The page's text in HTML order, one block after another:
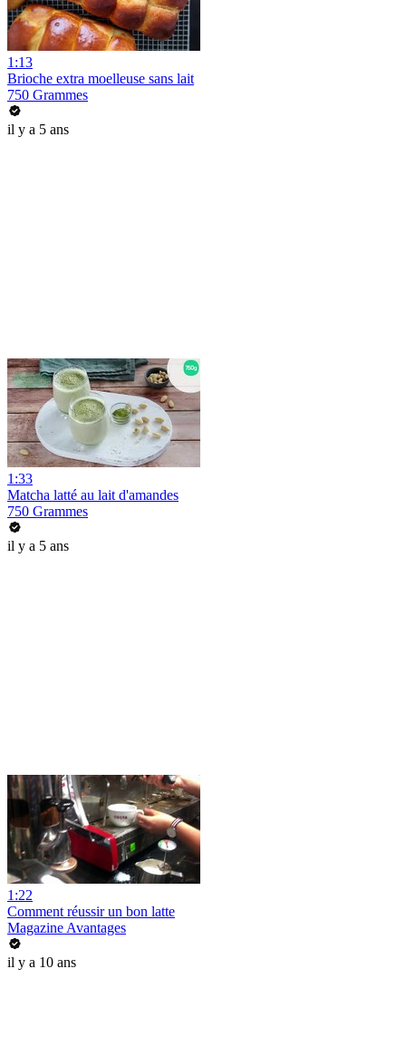
1:13
Brioche extra moelleuse sans lait
750 Grammes
il y a 5 ans
1:33
Matcha latté au lait d'amandes
750 Grammes
il y a 5 ans
1:22
Comment réussir un bon latte
Magazine Avantages
il y a 10 ans